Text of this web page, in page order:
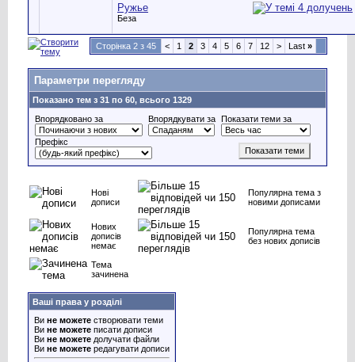
Ружье
Беза
Сторінка 2 з 45 < 1 2 3 4 5 6 7 12 > Last »
Параметри перегляду
Показано тем з 31 по 60, всього 1329
Впорядковано за
Впорядкувати за Показати теми за
Префікс
Нові
дописи
Популярна тема з
новими дописами
Нових
дописів
немає
Популярна тема
без нових дописів
Тема
зачинена
Ваші права у розділі
Ви не можете створювати теми
Ви не можете писати дописи
Ви не можете долучати файли
Ви не можете редагувати дописи